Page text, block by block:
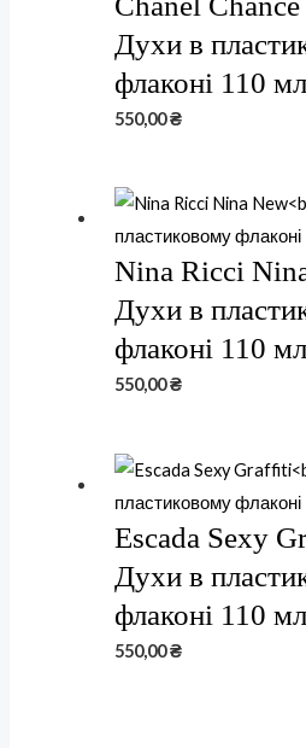
Духи в
флаконі 110
550,00₴
Nina Ricci
Духи в
флаконі 110
550,00₴
Escada Sexy
Духи в
флаконі 110
550,00₴